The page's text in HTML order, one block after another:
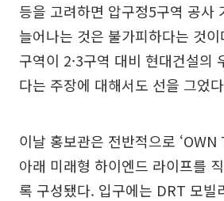
등을 고려하면 압구정5구역 공사
늘어나는 것은 불가피하다는 것
구역이 2·3구역 대비 현대건설의
다는 주장에 대해서도 선을 그었
이날 홍보관은 전반적으로 ‘OWN
아래 미래형 하이엔드 라이프를
록 구성됐다. 입구에는 DRT 모빌